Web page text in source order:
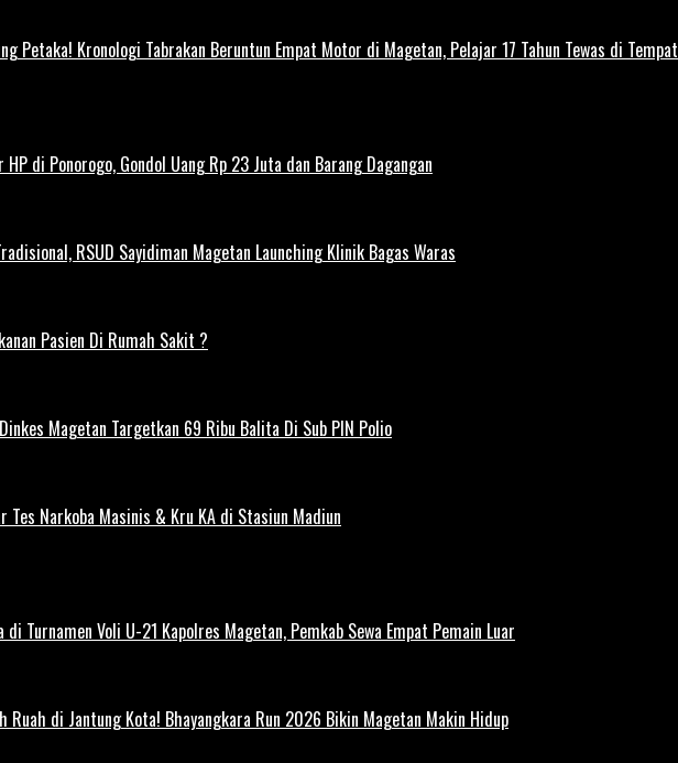
Petaka! Kronologi Tabrakan Beruntun Empat Motor di Magetan, Pelajar 17 Tahun Tewas di Tempat
di Ponorogo, Gondol Uang Rp 23 Juta dan Barang Dagangan
RSUD Sayidiman Magetan Launching Klinik Bagas Waras
Pasien Di Rumah Sakit ?
Magetan Targetkan 69 Ribu Balita Di Sub PIN Polio
Tes Narkoba Masinis & Kru KA di Stasiun Madiun
Turnamen Voli U-21 Kapolres Magetan, Pemkab Sewa Empat Pemain Luar
Ruah di Jantung Kota! Bhayangkara Run 2026 Bikin Magetan Makin Hidup